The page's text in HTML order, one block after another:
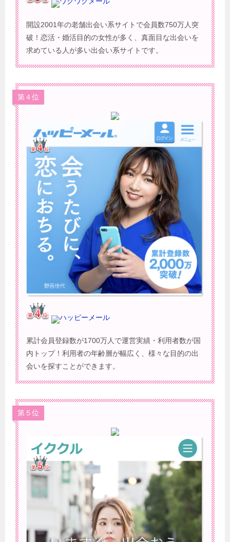
開設2001年の老舗出会い系サイトで会員数750万人突
破！恋活・婚活目的の女性が多く、真面目な出会いを
求めている人が多い出会い系サイトです。
第４位
ハッピーメール
累計会員登録数が1700万人で運営実績・利用者数が国
内トップ！利用者の年齢層が幅広く、様々な目的の出
会いを探すことができます。
第５位